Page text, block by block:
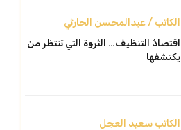
الكاتب / عبدالمحسن الحارثي
اقتصادُ التنظيف… الثروة التي تنتظر من
يكتشفها
الكاتب سعيد العجل